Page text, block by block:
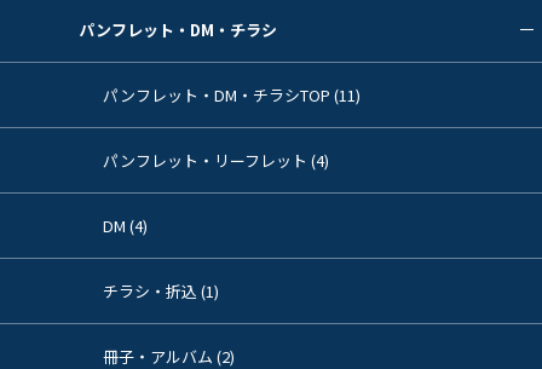
パンフレット・DM・チラシ
パンフレット・DM・チラシTOP (11)
パンフレット・リーフレット (4)
DM (4)
チラシ・折込 (1)
冊子・アルバム (2)